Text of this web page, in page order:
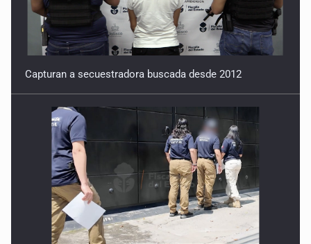
Capturan a secuestradora buscada desde 2012